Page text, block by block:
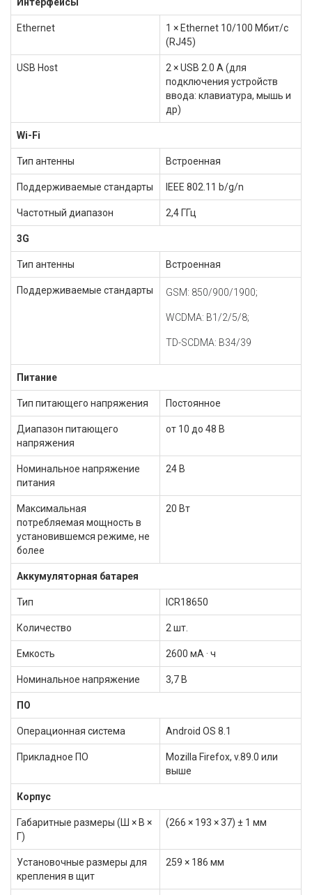
Ethernet
1 × Ethernet 10/100 Мбит/c
(RJ45)
USB Host
2 × USB 2.0 A (для
подключения устройств
ввода: клавиатура, мышь и
др)
Wi-Fi
Тип антенны Встроенная
Поддерживаемые стандарты IEEE 802.11 b/g/n
Частотный диапазон 2,4 ГГц
3G
Тип антенны Встроенная
Поддерживаемые стандарты GSM: 850/900/1900;
WCDMA: B1/2/5/8;
TD-SCDMA: B34/39
Питание
Тип питающего напряжения Постоянное
Диапазон питающего
напряжения
от 10 до 48 В
Номинальное напряжение
питания
24 В
Максимальная
потребляемая мощность в
установившемся режиме, не
более
20 Вт
Аккумуляторная батарея
Тип ICR18650
Количество 2 шт.
Емкость 2600 мА · ч
Номинальное напряжение 3,7 В
ПО
Операционная система Android OS 8.1
Прикладное ПО
Mozilla Firefox, v.89.0 или
выше
Корпус
Габаритные размеры (Ш × В ×
Г)
(266 × 193 × 37) ± 1 мм
Установочные размеры для
крепления в щит
259 × 186 мм